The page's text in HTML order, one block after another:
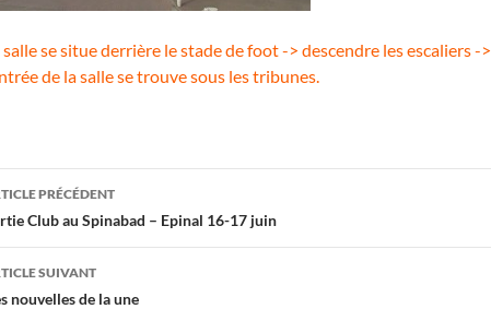
salle se situe derrière le stade de foot -> descendre les escaliers ->
de la salle se trouve sous les tribunes.
PRÉCÉDENT
Club au Spinabad – Epinal 16-17 juin
SUIVANT
nouvelles de la une